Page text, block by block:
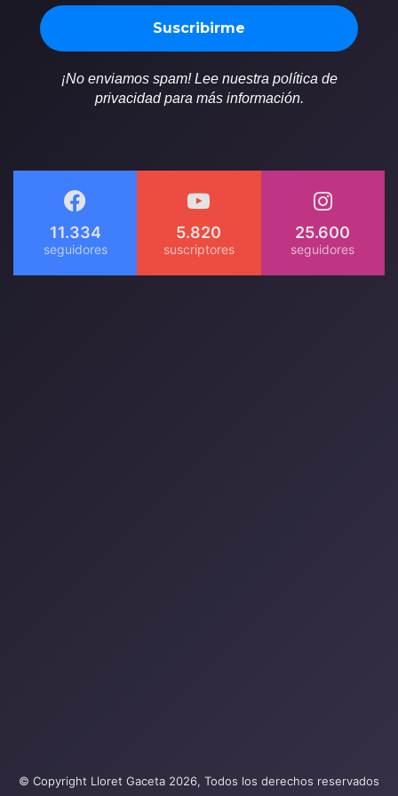
¡No enviamos spam! Lee nuestra política de
privacidad para más información.
11.334 5.820 25.600
© Copyright Lloret Gaceta 2026, Todos los derechos reservados